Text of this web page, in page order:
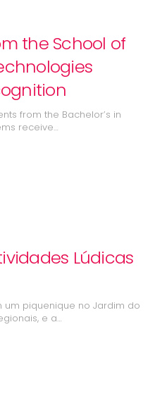
the School of
from the Bachelor’s in
receive…
Lúdicas
um piquenique no Jardim do
e a…